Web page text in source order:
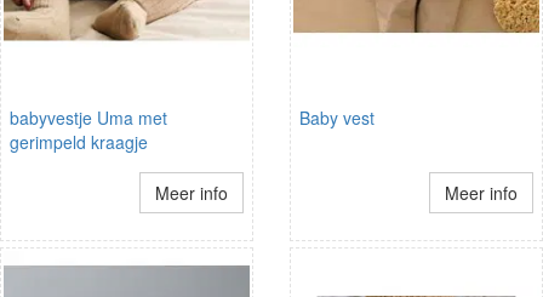
babyvestje Uma met
gerimpeld kraagje
Meer info
Baby vest
Meer info